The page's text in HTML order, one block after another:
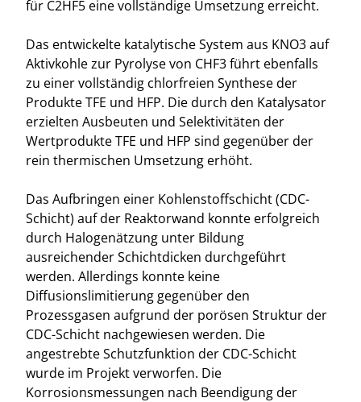
für C2HF5 eine vollständige Umsetzung erreicht.
Das entwickelte katalytische System aus KNO3 auf
Aktivkohle zur Pyrolyse von CHF3 führt ebenfalls
zu einer vollständig chlorfreien Synthese der
Produkte TFE und HFP. Die durch den Katalysator
erzielten Ausbeuten und Selektivitäten der
Wertprodukte TFE und HFP sind gegenüber der
rein thermischen Umsetzung erhöht.
Das Aufbringen einer Kohlenstoffschicht (CDC-
Schicht) auf der Reaktorwand konnte erfolgreich
durch Halogenätzung unter Bildung
ausreichender Schichtdicken durchgeführt
werden. Allerdings konnte keine
Diffusionslimitierung gegenüber den
Prozessgasen aufgrund der porösen Struktur der
CDC-Schicht nachgewiesen werden. Die
angestrebte Schutzfunktion der CDC-Schicht
wurde im Projekt verworfen. Die
Korrosionsmessungen nach Beendigung der